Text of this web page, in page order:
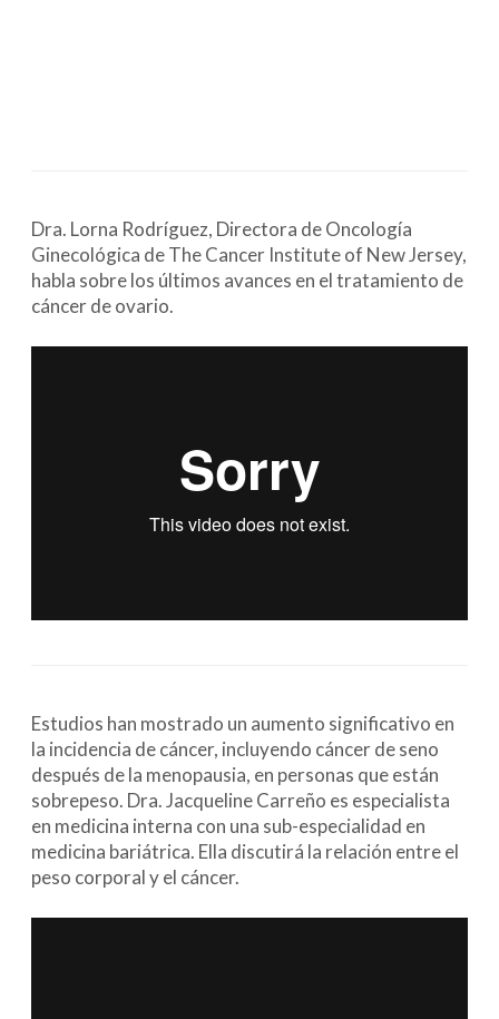
Dra. Lorna Rodríguez, Directora de Oncología
Ginecológica de The Cancer Institute of New Jersey,
habla sobre los últimos avances en el tratamiento de
cáncer de ovario.
Estudios han mostrado un aumento significativo en
la incidencia de cáncer, incluyendo cáncer de seno
después de la menopausia, en personas que están
sobrepeso. Dra. Jacqueline Carreño es especialista
en medicina interna con una sub-especialidad en
medicina bariátrica. Ella discutirá la relación entre el
peso corporal y el cáncer.